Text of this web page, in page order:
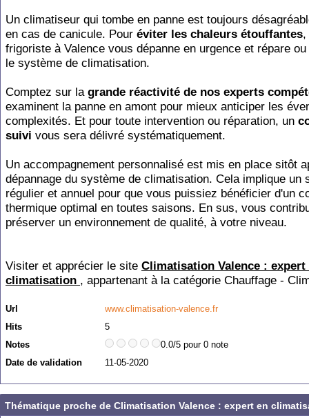
Un climatiseur qui tombe en panne est toujours
en cas de canicule. Pour éviter les chaleurs étouffantes,
frigoriste à Valence vous dépanne en urgence et répare
le système de climatisation.
Comptez sur la grande réactivité de nos experts
examinent la panne en amont pour mieux anticiper les
complexités. Et pour toute intervention ou réparation, un
suivi vous sera délivré systématiquement.
Un accompagnement personnalisé est mis en place sitôt
dépannage du système de climatisation. Cela implique un
régulier et annuel pour que vous puissiez bénéficier d'un
thermique optimal en toutes saisons. En sus, vous
préserver un environnement de qualité, à votre niveau.
Visiter et apprécier le site Climatisation Valence : expert
climatisation , appartenant à la catégorie Chauffage -
Url
www.climatisation-valence.fr
Hits
5
Notes
0.0/5 pour 0 note
Date de validation
11-05-2020
Thématique proche de Climatisation Valence : expert en